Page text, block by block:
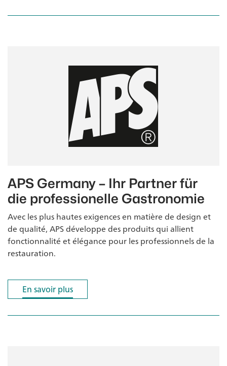
APS Germany – Ihr Partner für
die professionelle Gastronomie
Avec les plus hautes exigences en matière de design et
de qualité, APS développe des produits qui allient
fonctionnalité et élégance pour les professionnels de la
restauration.
En savoir plus
En savoir plus